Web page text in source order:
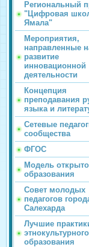
Региональный
"Цифровая
Ямала"
Мероприятия,
направленные
развитие
инновационной
деятельности
Концепция
преподавания
языка и
Сетевые
сообщества
ФГОС
Модель
образования
Совет молодых
педагогов
Салехарда
Лучшие
этнокультурного
образования